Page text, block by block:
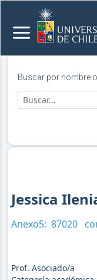
Buscar por nombre
Jessica
Anexo5: 87020
Prof. Asociado/a